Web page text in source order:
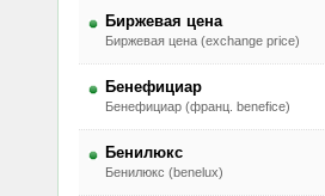
Биржевая цена
Биржевая цена (exchange price)
Бенефициар
Бенефициар (франц. benefice)
Бенилюкс
Бенилюкс (benelux)